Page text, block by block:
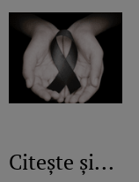
Citește și...